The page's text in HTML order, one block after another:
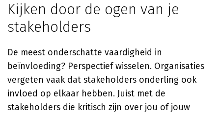
Kijken door de ogen van je
stakeholders
De meest onderschatte vaardigheid in
beïnvloeding? Perspectief wisselen. Organisaties
vergeten vaak dat stakeholders onderling ook
invloed op elkaar hebben. Juist met de
stakeholders die kritisch zijn over jou of jouw